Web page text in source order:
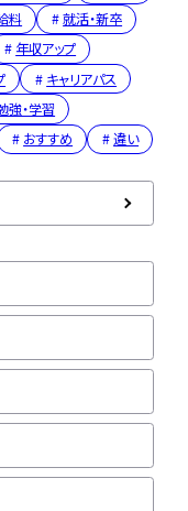
料
就活・新卒
年収アップ
キャリアパス
強・学習
おすすめ 違い